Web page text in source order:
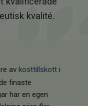
kvalité.
av kosttillskott i
finaste
har en egen